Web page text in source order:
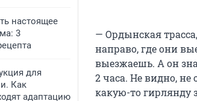
настоящее
3
для
Как
адаптацию
— Ордынская
направо, где они
выезжаешь. А он
2 часа. Не видно,
какую-то гирлянду